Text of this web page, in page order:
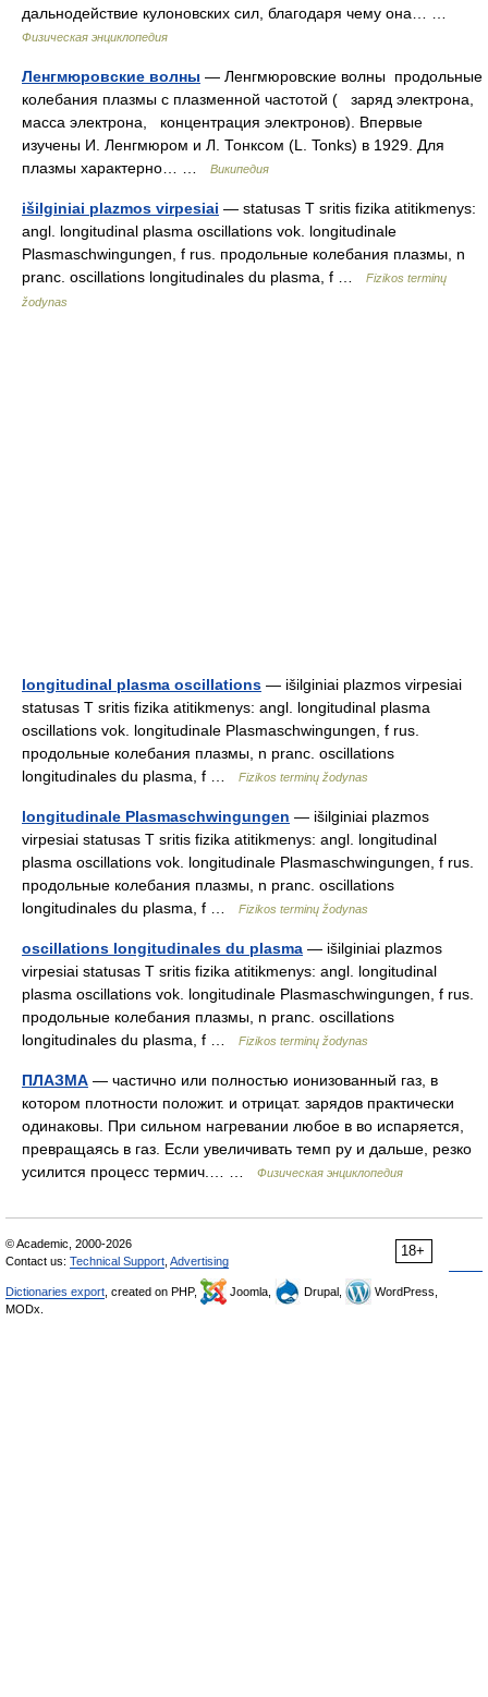
дальнодействие кулоновских сил, благодаря чему она… …
Физическая энциклопедия
Ленгмюровские волны — Ленгмюровские волны продольные
колебания плазмы с плазменной частотой ( заряд электрона,
масса электрона, концентрация электронов). Впервые
изучены И. Ленгмюром и Л. Тонксом (L. Tonks) в 1929. Для
плазмы характерно… …
Википедия
išilginiai plazmos virpesiai — statusas T sritis fizika atitikmenys:
angl. longitudinal plasma oscillations vok. longitudinale
Plasmaschwingungen, f rus. продольные колебания плазмы, n
pranc. oscillations longitudinales du plasma, f …
Fizikos terminų
žodynas
longitudinal plasma oscillations — išilginiai plazmos virpesiai
statusas T sritis fizika atitikmenys: angl. longitudinal plasma
oscillations vok. longitudinale Plasmaschwingungen, f rus.
продольные колебания плазмы, n pranc. oscillations
longitudinales du plasma, f …
Fizikos terminų žodynas
longitudinale Plasmaschwingungen — išilginiai plazmos
virpesiai statusas T sritis fizika atitikmenys: angl. longitudinal
plasma oscillations vok. longitudinale Plasmaschwingungen, f rus.
продольные колебания плазмы, n pranc. oscillations
longitudinales du plasma, f …
Fizikos terminų žodynas
oscillations longitudinales du plasma — išilginiai plazmos
virpesiai statusas T sritis fizika atitikmenys: angl. longitudinal
plasma oscillations vok. longitudinale Plasmaschwingungen, f rus.
продольные колебания плазмы, n pranc. oscillations
longitudinales du plasma, f …
Fizikos terminų žodynas
ПЛАЗМА — частично или полностью ионизованный газ, в
котором плотности положит. и отрицат. зарядов практически
одинаковы. При сильном нагревании любое в во испаряется,
превращаясь в газ. Если увеличивать темп ру и дальше, резко
усилится процесс термич.… …
Физическая энциклопедия
18+
© Academic, 2000-2026
Contact us: Technical Support Advertising
Dictionaries export , created on PHP, Joomla, Drupal,
WordPress,
MODx.